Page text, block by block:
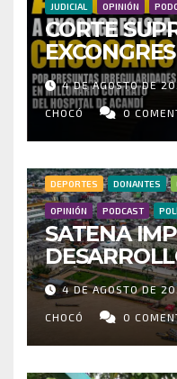
JUDICIAL OPINIÓN
CORTE
POR
HOSPITAL
4 DE AGOSTO DE
CHOCÓ 0
DEPORTES DONANTES
OPINIÓN PODCAST
SATENA
MÁS DE 35
RUTAS
4 DE AGOSTO DE
CHOCÓ 0